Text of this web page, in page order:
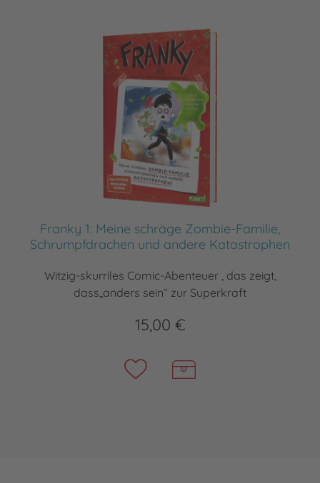
Franky 1: Meine schräge Zombie-Familie,
Schrumpfdrachen und andere Katastrophen
Witzig-skurriles Comic-Abenteuer , das zeigt,
dass„anders sein“ zur Superkraft
15,00 €